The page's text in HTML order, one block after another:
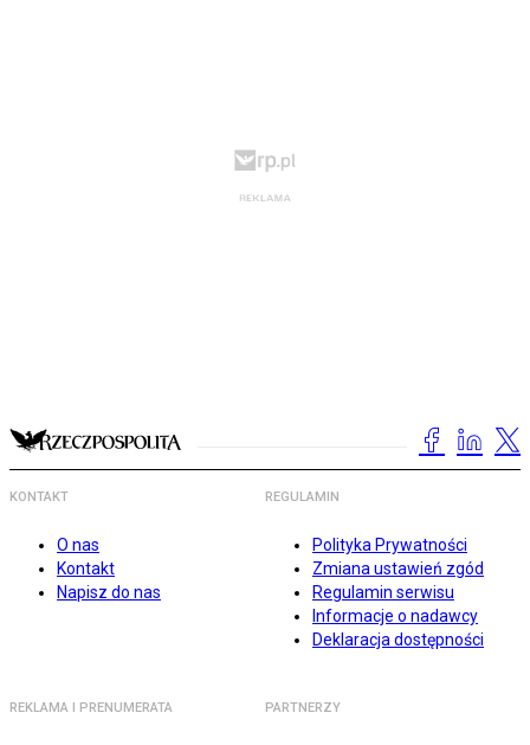
KONTAKT
O nas
Kontakt
Napisz do nas
REGULAMIN
Polityka Prywatności
Zmiana ustawień zgód
Regulamin serwisu
Informacje o nadawcy
Deklaracja dostępności
REKLAMA I PRENUMERATA PARTNERZY